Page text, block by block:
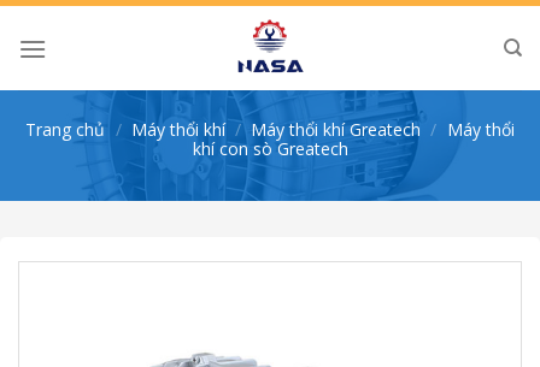
Skip
Trang chủ / Máy thổi khí / Máy thổi khí Greatech / Máy thổi
khí con sò Greatech